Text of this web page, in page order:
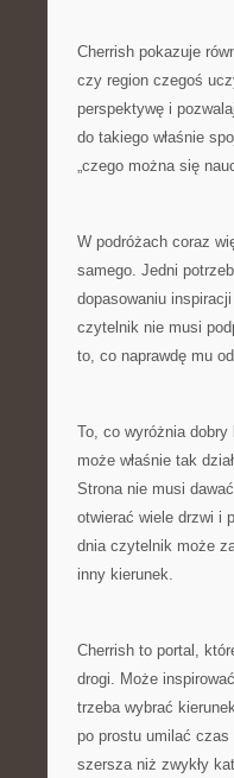
Cherrish pokazuje
czy region czegoś
perspektywę i
do takiego właśnie
„czego można się
W podróżach coraz
samego. Jedni
dopasowaniu
czytelnik nie musi
to, co naprawdę mu
To, co wyróżnia
może właśnie tak
Strona nie musi
otwierać wiele drzwi i
dnia czytelnik może
inny kierunek.
Cherrish to portal,
drogi. Może
trzeba wybrać
po prostu umilać
szersza niż zwykły